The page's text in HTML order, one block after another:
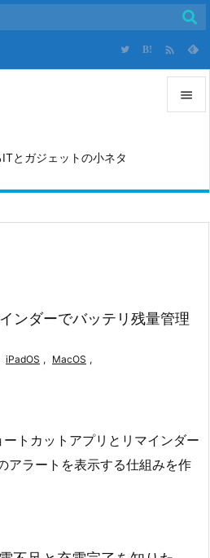
とガジェットの小ネタ

サイド
検索
B! 
ンダーでバッテリ残量管理
iPadOS , MacOS ,
トカットアプリとリマインダー
アラートを表示する仕組みを作